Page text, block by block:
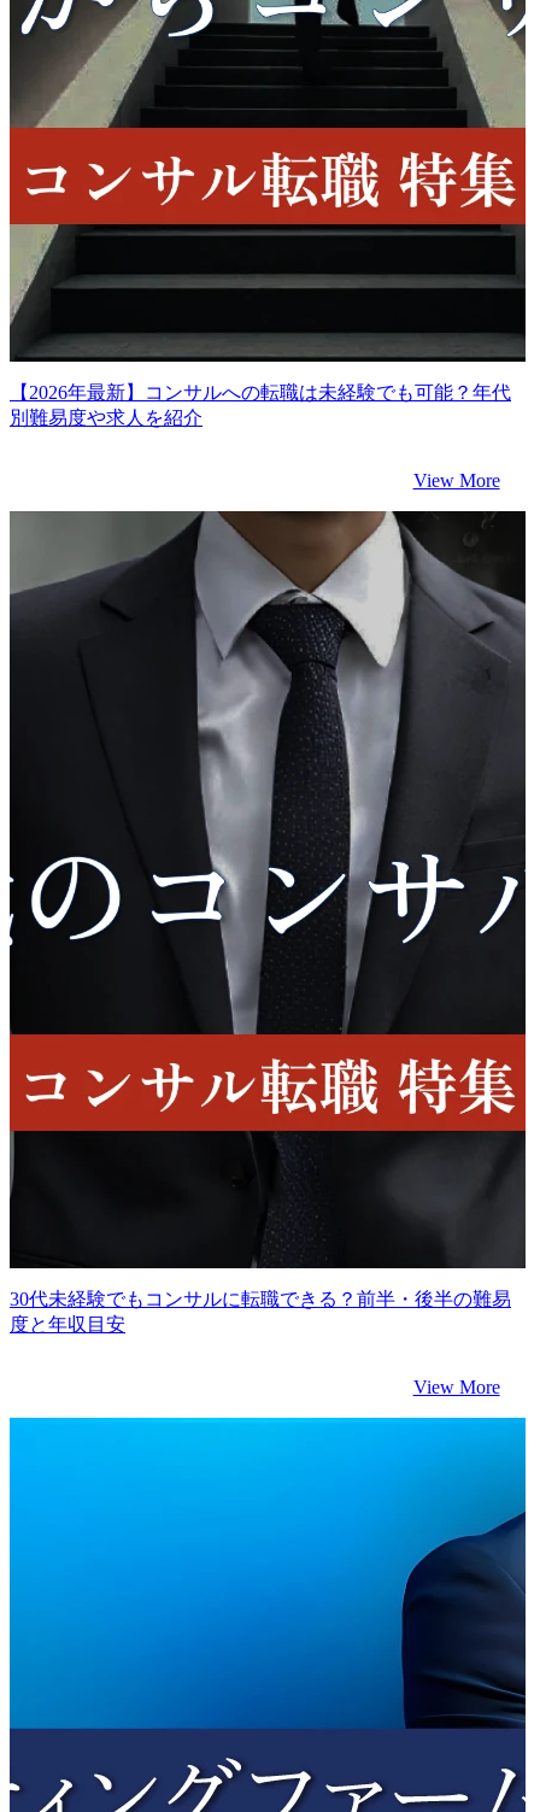
【2026年最新】コンサルへの転職は未経験でも可能？年代
別難易度や求人を紹介
View More
30代未経験でもコンサルに転職できる？前半・後半の難易
度と年収目安
View More